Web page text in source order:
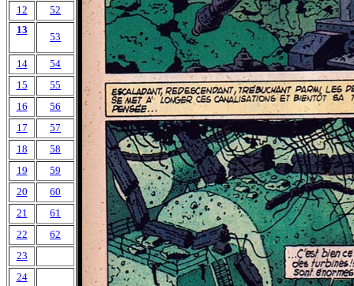
12
52
13
53
14
54
15
55
16
56
17
57
18
58
19
59
20
60
21
61
22
62
23
24